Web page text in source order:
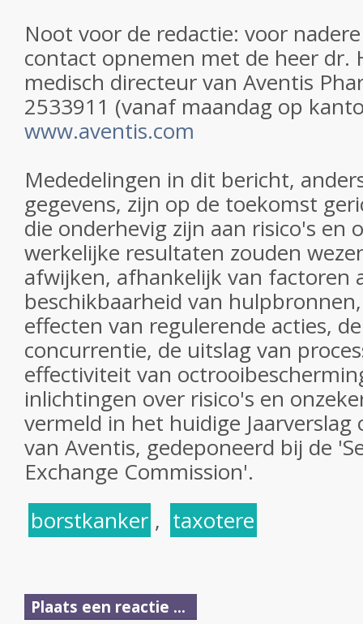
Noot voor de redactie: voor
contact opnemen met de heer dr.
medisch directeur van Aventis
2533911 (vanaf maandag op
www.aventis.com
Mededelingen in dit bericht,
gegevens, zijn op de toekomst
die onderhevig zijn aan risico's en
werkelijke resultaten zouden
afwijken, afhankelijk van factoren
beschikbaarheid van
effecten van regulerende acties,
concurrentie, de uitslag van
effectiviteit van
inlichtingen over risico's en
vermeld in het huidige
van Aventis, gedeponeerd bij de
Exchange Commission'.
borstkanker , taxotere
Plaats een reactie ...